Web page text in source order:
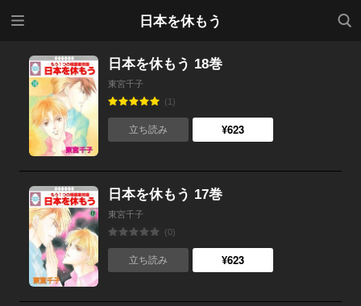
日本を休もう
検索
日本を休もう 18巻
東宮千子
(1)
立ち読み ¥623
日本を休もう 17巻
東宮千子
(0)
立ち読み ¥623